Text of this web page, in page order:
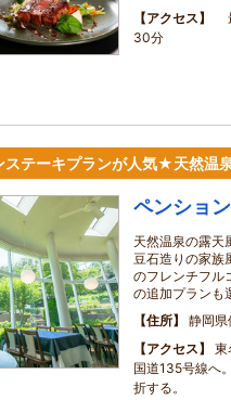
アクセス
30分
ステーキプランが人気★天然温
ペンショ
天然温泉の露天
豆石造りの家族
のフレンチフル
の追加プランも
住所
静岡県
アクセス
東
国道135号線へ
折する。